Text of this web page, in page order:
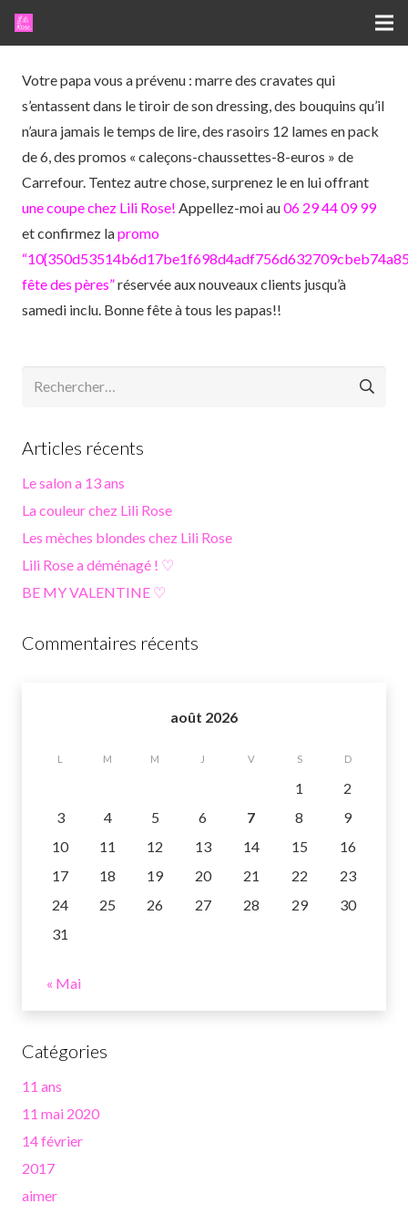
Votre papa vous a prévenu : marre des cravates qui
s’entassent dans le tiroir de son dressing, des bouquins qu’il
n’aura jamais le temps de lire, des rasoirs 12 lames en pack
de 6, des promos « caleçons-chaussettes-8-euros » de
Carrefour. Tentez autre chose, surprenez le en lui offrant
une coupe chez Lili Rose! Appellez-moi au06 29 44 09 99
et confirmez lapromo
fête des pères”réservée aux nouveaux clients jusqu’à
samedi inclu. Bonne fête à tous les papas!!
Rechercher :
Articles récents
Le salon a 13 ans
La couleur chez Lili Rose
Les mèches blondes chez Lili Rose
Lili Rose a déménagé ! ♡
BE MY VALENTINE ♡
Commentaires récents
août 2026
L M M J V S D
1
2
3
4 5 6 7 8
9
10
11 12 13 14 15
16
17
18 19 20 21 22
23
24
25 26 27 28 29
30
31
« Mai
Catégories
11 ans
11 mai 2020
14 février
2017
aimer